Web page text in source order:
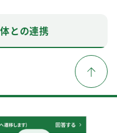
との連携